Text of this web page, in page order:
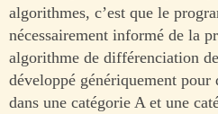
algorithmes, c’est que le
nécessairement informé de la
algorithme de différenciation
développé génériquement
dans une catégorie A et une